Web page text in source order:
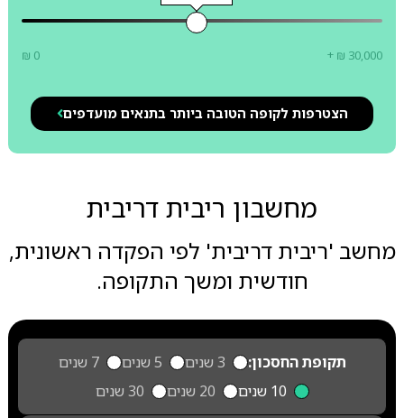
₪ 0 + ₪ 30,000
הצטרפות לקופה הטובה ביותר בתנאים מועדפים
מחשבון ריבית דריבית
מחשב 'ריבית דריבית' לפי הפקדה ראשונית,
חודשית ומשך התקופה.
תקופת החסכון: 3 שנים 5 שנים
7 שנים
10 שנים
20 שנים 30 שנים